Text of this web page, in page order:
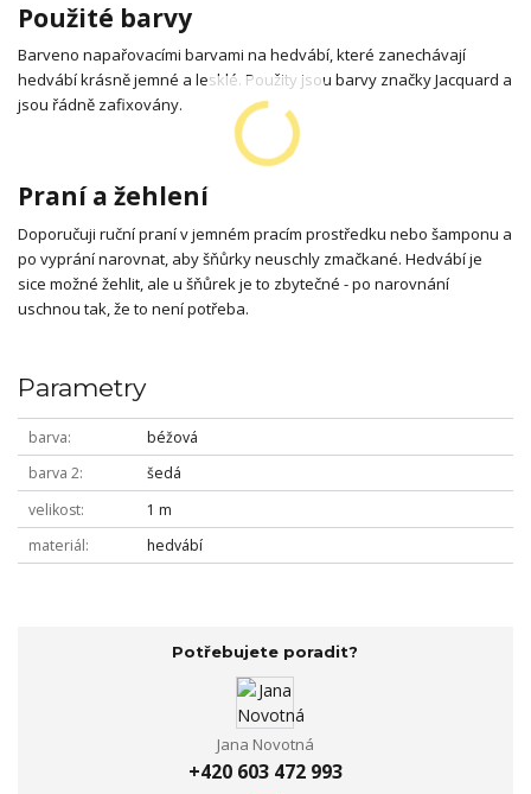
Použité barvy
Barveno napařovacími barvami na hedvábí, které zanechávají
hedvábí krásně jemné a lesklé. Použity jsou barvy značky Jacquard a
jsou řádně zafixovány.
Praní a žehlení
Doporučuji ruční praní v jemném pracím prostředku nebo šamponu a
po vyprání narovnat, aby šňůrky neuschly zmačkané. Hedvábí je
sice možné žehlit, ale u šňůrek je to zbytečné - po narovnání
uschnou tak, že to není potřeba.
Parametry
barva
béžová
barva 2
šedá
velikost
1 m
materiál
hedvábí
Potřebujete poradit?
Jana Novotná
+420 603 472 993